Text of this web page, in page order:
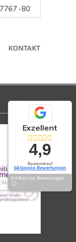
-80
KONTAKT
Exzellent
4,9
Basierend auf
64 Google-Bewertungen
Echtheit von Bewertungen